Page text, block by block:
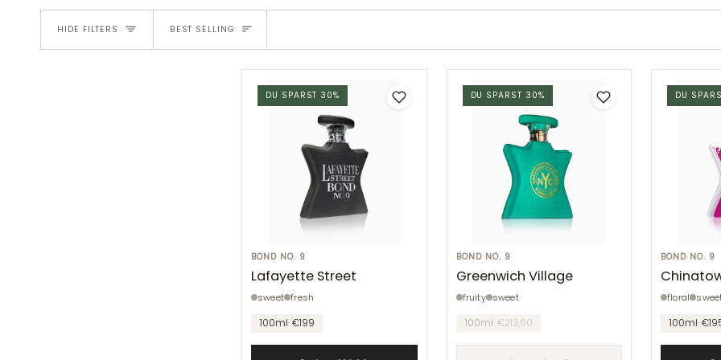
HIDE FILTERS SORT
BEST SELLING
DU SPARST 30%
Lafayette
Street
BOND NO. 9
Lafayette Street
sweet fresh
100ml· €199
DU SPARST 30%
Greenwich
Village
BOND NO. 9
Greenwich Village
fruity sweet
100ml · €213,60
DU
Chinatown
BOND NO. 9
floral
100ml·